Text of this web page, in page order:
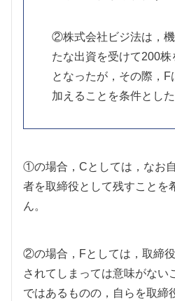
②株式会社ビジ法は，
たな出資を受けて200株
となったが，その際，F
加えることを条件とした
①の場合，Cとしては，なお
者を取締役として残すことを
ん。
②の場合，Fとしては，取締
されてしまっては意味がない
ではあるものの，自らを取締